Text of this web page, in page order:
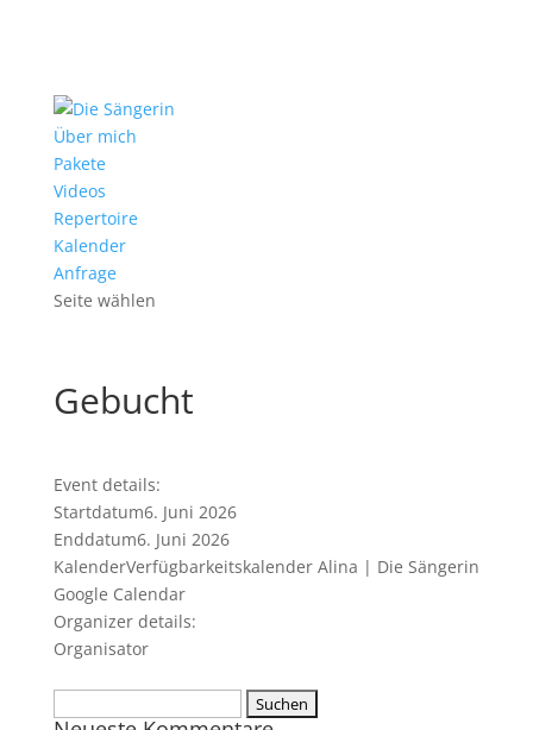
Über mich
Pakete
Videos
Repertoire
Kalender
Anfrage
Seite wählen
Gebucht
Event details:
Startdatum6. Juni 2026
Enddatum6. Juni 2026
KalenderVerfügbarkeitskalender Alina | Die Sängerin
Google Calendar
Organizer details:
Organisator